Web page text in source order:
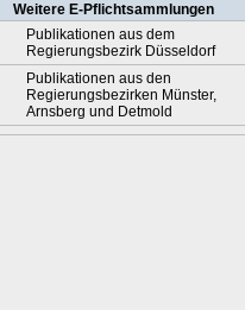
Weitere E-Pflichtsammlungen
Publikationen aus dem
Regierungsbezirk Düsseldorf
Publikationen aus den
Regierungsbezirken Münster,
Arnsberg und Detmold